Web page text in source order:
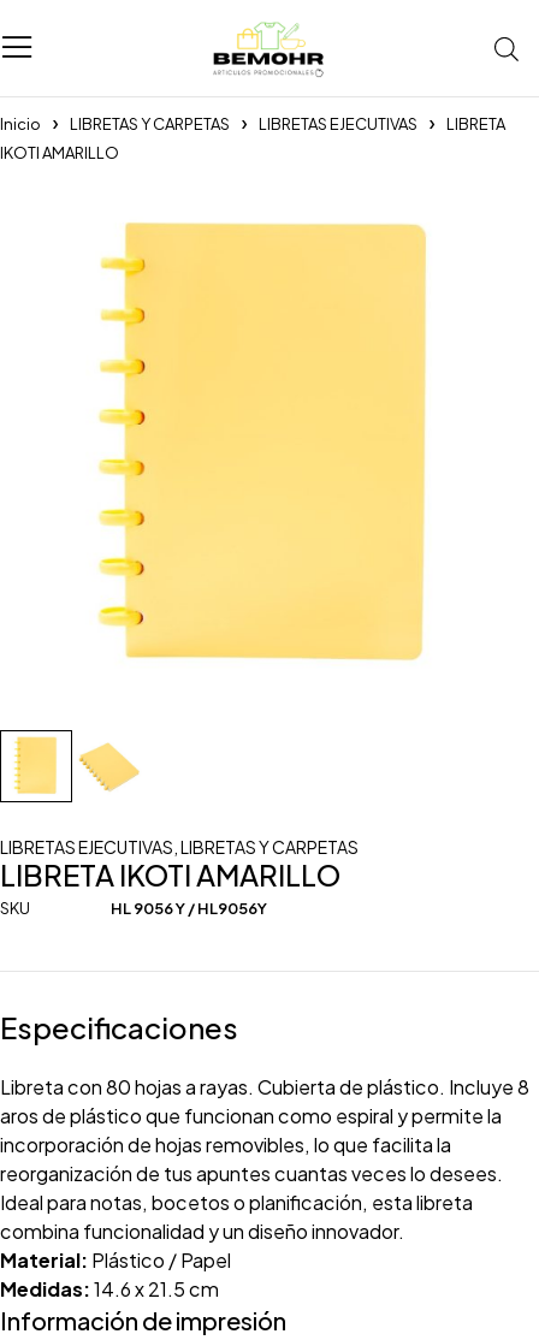
Inicio LIBRETAS Y CARPETAS LIBRETAS EJECUTIVAS
LIBRETA
IKOTI AMARILLO
LIBRETAS EJECUTIVAS LIBRETAS Y CARPETAS
LIBRETA IKOTI AMARILLO
SKU HL 9056 Y / HL9056Y
Especificaciones
Libreta con 80 hojas a rayas. Cubierta de plástico. Incluye 8
aros de plástico que funcionan como espiral y permite la
incorporación de hojas removibles, lo que facilita la
reorganización de tus apuntes cuantas veces lo desees.
Ideal para notas, bocetos o planificación, esta libreta
combina funcionalidad y un diseño innovador.
Material: Plástico / Papel
Medidas:14.6 x 21.5 cm
Información de impresión